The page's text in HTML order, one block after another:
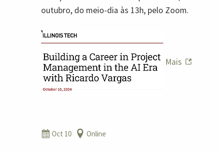
outubro, do meio-dia às 13h, pelo Zoom.
Mais
Oct 10 Online